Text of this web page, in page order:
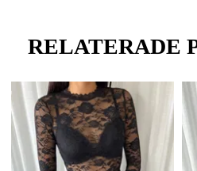
RELATERADE